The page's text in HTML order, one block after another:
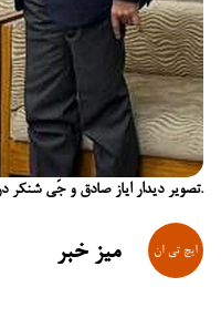
تصویر دیدار ایاز صادق و جَی شنکر در داکه.
میز خبر